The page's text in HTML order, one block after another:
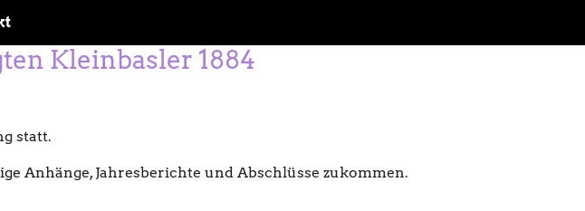
"Medien"
Kleinbasler 1884
statt.
Anhänge, Jahresberichte und Abschlüsse zukommen.